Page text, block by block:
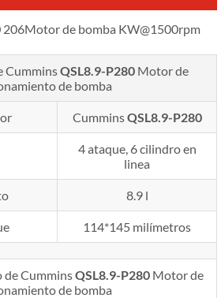
206Motor de bomba KW@1500rpm
CumminsQSL8.9-P280 Motor de
de bomba
CumminsQSL8.9-P280
4 ataque, 6 cilindro en
linea
8.9 l
114*145 milímetros
de CumminsQSL8.9-P280 Motor de
de bomba